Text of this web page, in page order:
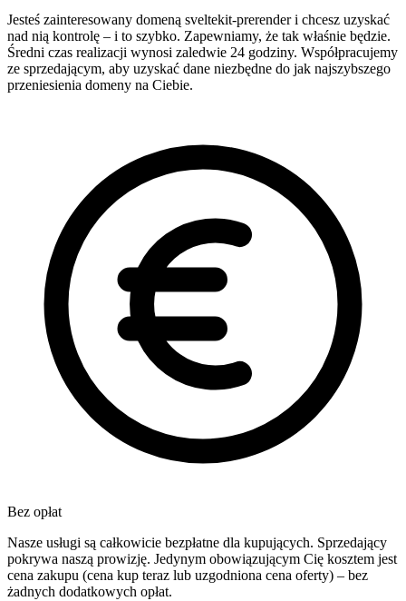
Jesteś zainteresowany domeną sveltekit-prerender i chcesz uzyskać
nad nią kontrolę – i to szybko. Zapewniamy, że tak właśnie będzie.
Średni czas realizacji wynosi zaledwie 24 godziny. Współpracujemy
ze sprzedającym, aby uzyskać dane niezbędne do jak najszybszego
przeniesienia domeny na Ciebie.
Bez opłat
Nasze usługi są całkowicie bezpłatne dla kupujących. Sprzedający
pokrywa naszą prowizję. Jedynym obowiązującym Cię kosztem jest
cena zakupu (cena kup teraz lub uzgodniona cena oferty) – bez
żadnych dodatkowych opłat.